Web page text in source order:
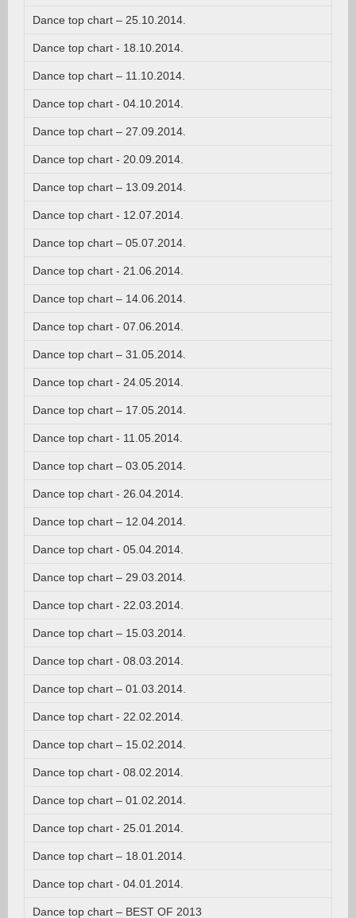
Dance top chart – 25.10.2014.
Dance top chart - 18.10.2014.
Dance top chart – 11.10.2014.
Dance top chart - 04.10.2014.
Dance top chart – 27.09.2014.
Dance top chart - 20.09.2014.
Dance top chart – 13.09.2014.
Dance top chart - 12.07.2014.
Dance top chart – 05.07.2014.
Dance top chart - 21.06.2014.
Dance top chart – 14.06.2014.
Dance top chart - 07.06.2014.
Dance top chart – 31.05.2014.
Dance top chart - 24.05.2014.
Dance top chart – 17.05.2014.
Dance top chart - 11.05.2014.
Dance top chart – 03.05.2014.
Dance top chart - 26.04.2014.
Dance top chart – 12.04.2014.
Dance top chart - 05.04.2014.
Dance top chart – 29.03.2014.
Dance top chart - 22.03.2014.
Dance top chart – 15.03.2014.
Dance top chart - 08.03.2014.
Dance top chart – 01.03.2014.
Dance top chart - 22.02.2014.
Dance top chart – 15.02.2014.
Dance top chart - 08.02.2014.
Dance top chart – 01.02.2014.
Dance top chart - 25.01.2014.
Dance top chart – 18.01.2014.
Dance top chart - 04.01.2014.
Dance top chart – BEST OF 2013